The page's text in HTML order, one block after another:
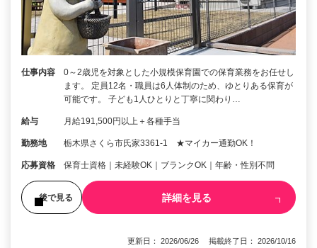
仕事内容
0～2歳児を対象とした小規模保育園での保育業務をお任せし
ます。 定員12名・職員は6人体制のため、ゆとりある保育が
可能です。 子ども1人ひとりと丁寧に関わり…
給与 月給191,500円以上＋各種手当
勤務地 栃木県さくら市氏家3361‐1 ★マイカー通勤OK！
応募資格 保育士資格｜未経験OK｜ブランクOK｜年齢・性別不問
後で見る 詳細を見る
更新日： 2026/06/26 掲載終了日： 2026/10/16